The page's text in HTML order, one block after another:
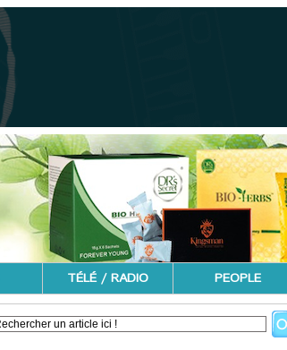
TÉLÉ / RADIO PEOPLE